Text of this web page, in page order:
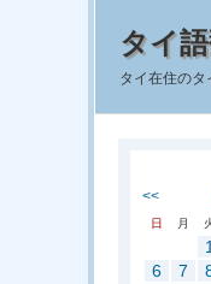
タイ
タイ在住の
<<
日 月
1
6
7